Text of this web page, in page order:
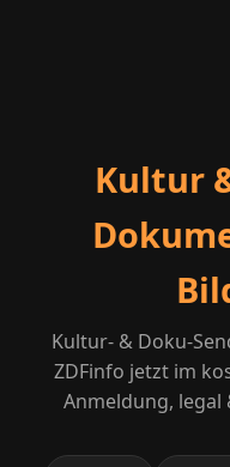
Kultur
Kultur- & Doku-
ZDFinfo jetzt im
Anmeldung, legal